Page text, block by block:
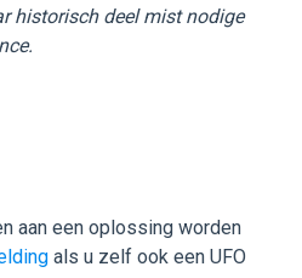
historisch deel mist nodige
aan een oplossing worden
als u zelf ook een UFO